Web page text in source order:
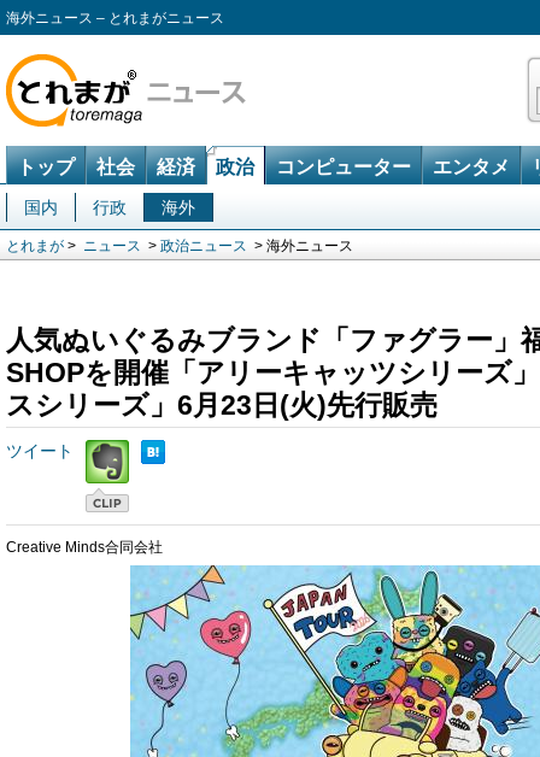
海外ニュース – とれまがニュース
トップ 社会 経済 政治 コンピューター エンタメ
国内 行政 海外
とれまが > ニュース > 政治ニュース > 海外ニュース
人気ぬいぐるみブランド「ファグラー」
SHOPを開催「アリーキャッツシリーズ
スシリーズ」6月23日(火)先行販売
ツイート
Creative Minds合同会社